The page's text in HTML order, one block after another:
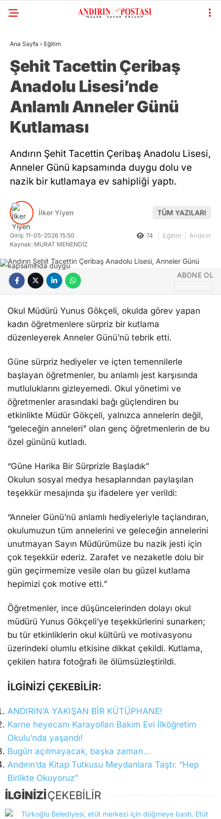
Ana Sayfa › Eğitim
Şehit Tacettin Çeribaş
Anadolu Lisesi’nde
Anlamlı Anneler Günü
Kutlaması
Andırın Şehit Tacettin Çeribaş Anadolu Lisesi,
Anneler Günü kapsamında duygu dolu ve
nazik bir kutlamaya ev sahipliği yaptı.
İlker Yiyen TÜM YAZILARI
Giriş: 11-05-2026 15:50
Kaynak: MURAT MENENDİZ
74 Eğitim Andırın
ABONE OL
Okul Müdürü Yunus Gökçeli, okulda görev yapan
kadın öğretmenlere sürpriz bir kutlama
düzenleyerek Anneler Günü’nü tebrik etti.
Güne sürpriz hediyeler ve içten temennilerle
başlayan öğretmenler, bu anlamlı jest karşısında
mutluluklarını gizleyemedi. Okul yönetimi ve
öğretmenler arasındaki bağı güçlendiren bu
etkinlikte Müdür Gökçeli, yalnızca annelerin değil,
“geleceğin anneleri” olan genç öğretmenlerin de bu
özel gününü kutladı.
“Güne Harika Bir Sürprizle Başladık”
Okulun sosyal medya hesaplarından paylaşılan
teşekkür mesajında şu ifadelere yer verildi:
“Anneler Günü’nü anlamlı hediyeleriyle taçlandıran,
okulumuzun tüm annelerini ve geleceğin annelerini
unutmayan Sayın Müdürümüze bu nazik jesti için
çok teşekkür ederiz. Zarafet ve nezaketle dolu bir
gün geçirmemize vesile olan bu güzel kutlama
hepimizi çok motive etti.”
Öğretmenler, ince düşüncelerinden dolayı okul
müdürü Yunus Gökçeli’ye teşekkürlerini sunarken;
bu tür etkinliklerin okul kültürü ve motivasyonu
üzerindeki olumlu etkisine dikkat çekildi. Kutlama,
çekilen hatıra fotoğrafı ile ölümsüzleştirildi.
İLGİNİZİ ÇEKEBİLİR:
ANDIRIN’A YAKIŞAN BİR KÜTÜPHANE!
Karne heyecanı Karayolları Bakım Evi İlköğretim
Okulu’nda yaşandı!
Bugün açılmayacak, başka zaman…
Andırın’da Kitap Tutkusu Meydanlara Taştı: “Hep
Birlikte Okuyoruz”
İLGİNİZİÇEKEBİLİR